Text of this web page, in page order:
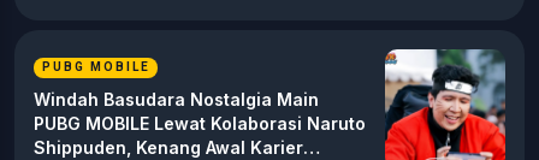
PUBG MOBILE
Windah Basudara Nostalgia Main
PUBG MOBILE Lewat Kolaborasi Naruto
Shippuden, Kenang Awal Karier